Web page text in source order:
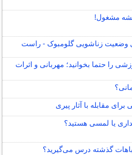
مشغول!
وضعیت زناشویی گلومبوک - راست
را حتما بخوانید؛ مهربانی و اثرات
یا لمسی هستید؟
گذشته درس می‌گیرید؟